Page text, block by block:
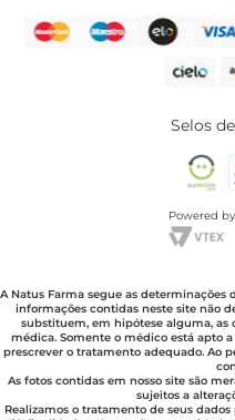
Selos
Powered by
A Natus Farma segue as determinações
informações contidas neste site não
substituem, em hipótese alguma, as
médica. Somente o médico está apto
prescrever o tratamento adequado. Ao
As fotos contidas em nosso site são
sujeitos a
Realizamos o tratamento de seus